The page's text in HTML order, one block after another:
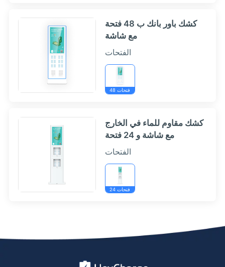
كشك باور بانك ب 48 فتحة
مع شاشة
الفتحات
48 فتحات
كشك مقاوم للماء في الخارج
مع شاشة و 24 فتحة
الفتحات
24 فتحات